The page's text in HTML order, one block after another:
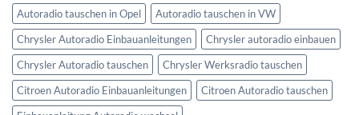
Autoradio tauschen in Opel
Autoradio tauschen in VW
Chrysler Autoradio Einbauanleitungen
Chrysler autoradio einbauen
Chrysler Autoradio tauschen
Chrysler Werksradio tauschen
Citroen Autoradio Einbauanleitungen
Citroen Autoradio tauschen